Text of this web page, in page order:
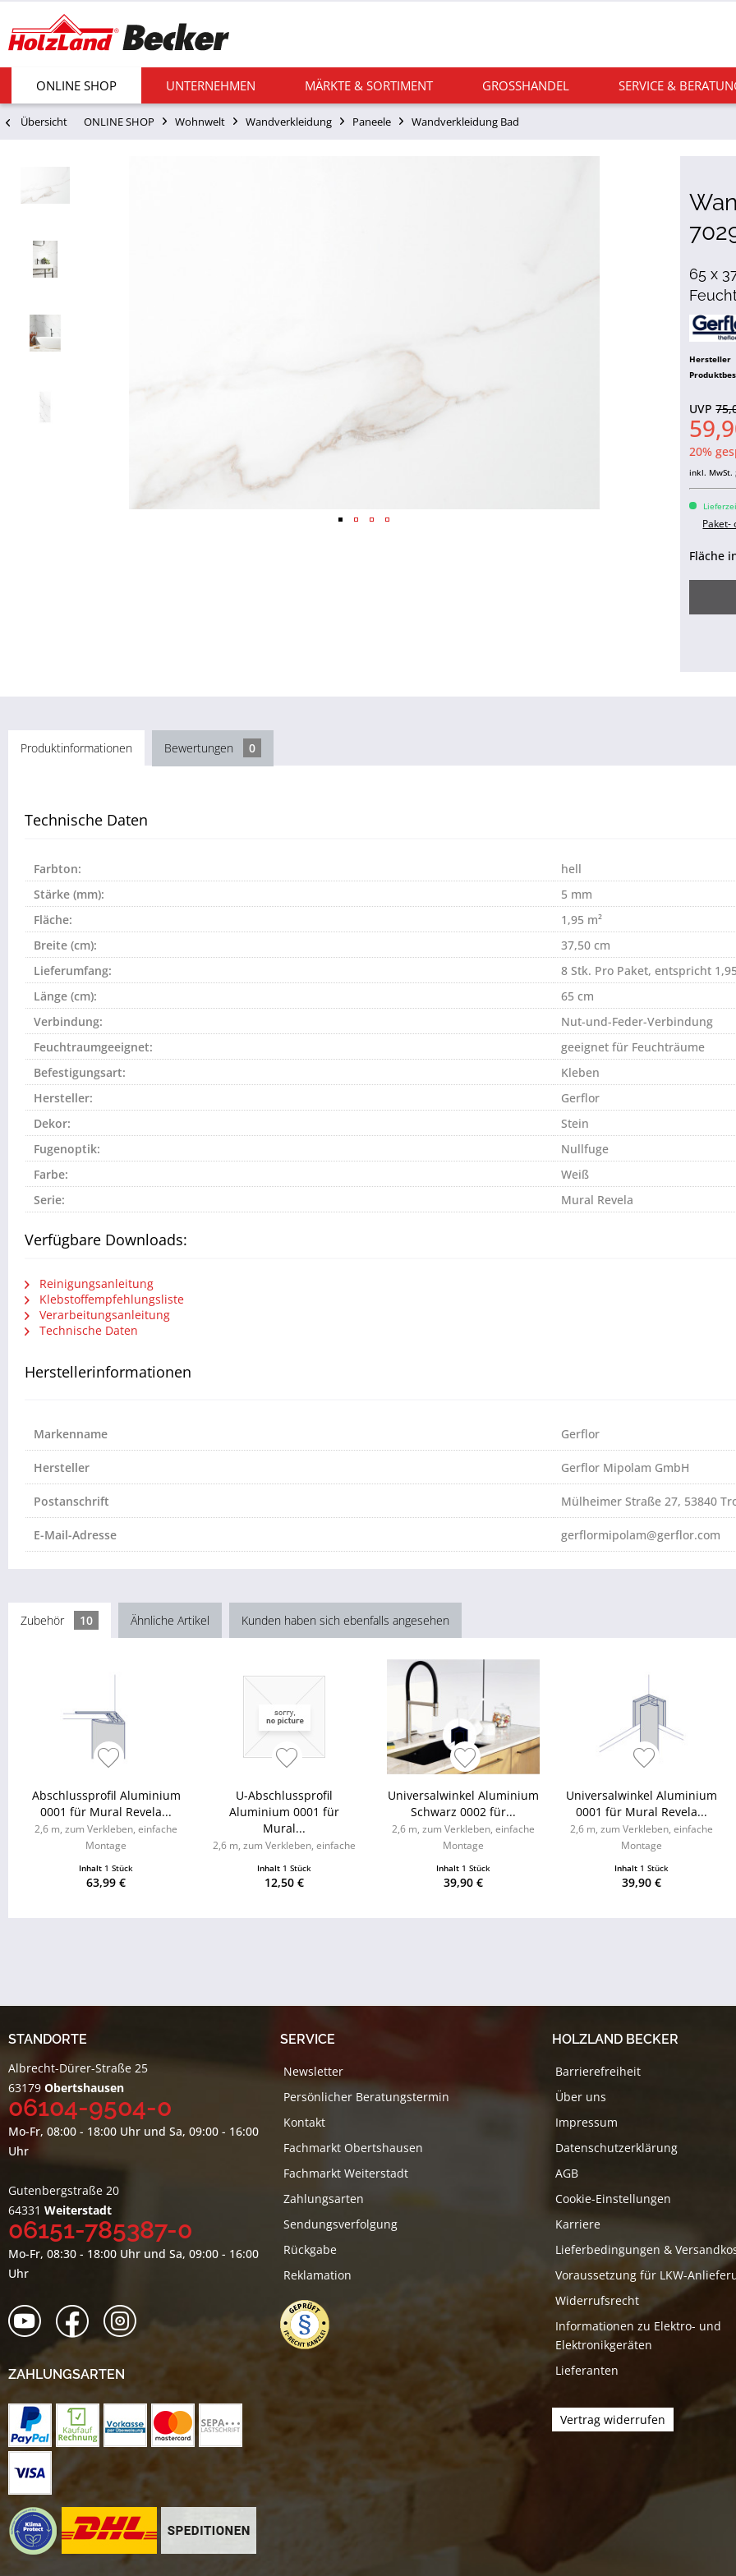
ONLINE SHOP UNTERNEHMEN MÄRKTE & SORTIMENT GROSSHANDEL SERVICE &
Übersicht ONLINE SHOP Wohnwelt Wandverkleidung Paneele Wandverkleidung Bad
65 x
Hersteller
UVP
20%
inkl. MwSt.
Paket-
Fläche
Produktinformationen Bewertungen 0
Technische Daten
Farbton:
hell
Stärke (mm):
5 mm
Fläche:
1,95 m²
Breite (cm):
37,50 cm
Lieferumfang:
8 Stk. Pro Paket, entspricht
Länge (cm):
65 cm
Verbindung:
Nut-und-Feder-Verbindung
Feuchtraumgeeignet:
geeignet für Feuchträume
Befestigungsart:
Kleben
Hersteller:
Gerflor
Dekor:
Stein
Fugenoptik:
Nullfuge
Farbe:
Weiß
Serie:
Mural Revela
Verfügbare Downloads:
Reinigungsanleitung
Klebstoffempfehlungsliste
Verarbeitungsanleitung
Technische Daten
Herstellerinformationen
Markenname Gerflor
Hersteller Gerflor Mipolam GmbH
Postanschrift Mülheimer Straße 27, 53840
E-Mail-Adresse gerflormipolam@gerflor.com
Zubehör 10 Ähnliche Artikel Kunden haben sich ebenfalls angesehen
Abschlussprofil Aluminium
0001 für Mural Revela...
2,6 m, zum Verkleben, einfache
Montage
Inhalt 1 Stück
63,99 €
U-Abschlussprofil
Aluminium 0001 für
Mural...
2,6 m, zum Verkleben, einfache
Inhalt 1 Stück
12,50 €
Universalwinkel Aluminium
Schwarz 0002 für...
2,6 m, zum Verkleben, einfache
Montage
Inhalt 1 Stück
39,90 €
Universalwinkel Aluminium
0001 für Mural Revela...
2,6 m, zum Verkleben, einfache
Montage
Inhalt 1 Stück
39,90 €
STANDORTE
Albrecht-Dürer-Straße 25
63179 Obertshausen
06104-9504-0
Mo-Fr, 08:00 - 18:00 Uhr und Sa, 09:00 - 16:00
Uhr
Gutenbergstraße 20
64331 Weiterstadt
06151-785387-0
Mo-Fr, 08:30 - 18:00 Uhr und Sa, 09:00 - 16:00
Uhr
ZAHLUNGSARTEN
SERVICE
Newsletter
Persönlicher Beratungstermin
Kontakt
Fachmarkt Obertshausen
Fachmarkt Weiterstadt
Zahlungsarten
Sendungsverfolgung
Rückgabe
Reklamation
HOLZLAND BECKER
Barrierefreiheit
Über uns
Impressum
Datenschutzerklärung
AGB
Cookie-Einstellungen
Karriere
Lieferbedingungen &
Voraussetzung für LKW-
Widerrufsrecht
Informationen zu Elektro- und
Elektronikgeräten
Lieferanten
Vertrag widerrufen